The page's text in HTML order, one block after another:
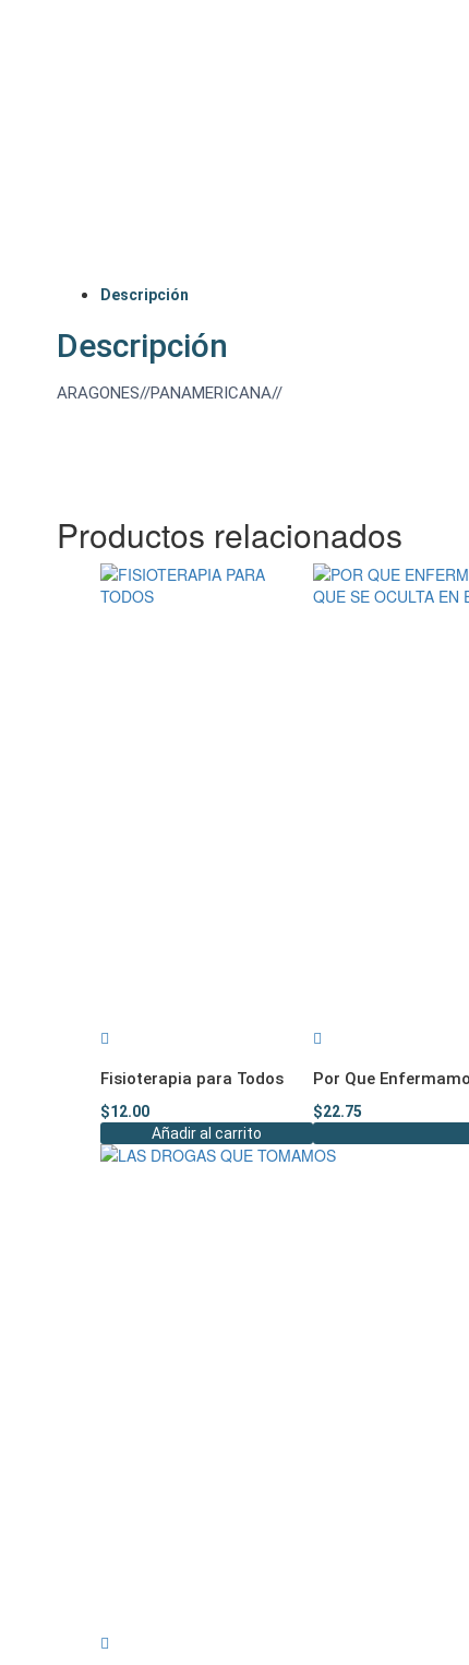
Descripción
Descripción
ARAGONES//PANAMERICANA//
Productos relacionados
Fisioterapia para Todos
$12.00
Añadir al carrito
Por Que
$22.75